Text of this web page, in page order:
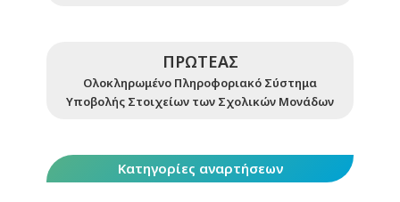
ΠΡΩΤΕΑΣ
Ολοκληρωμένο Πληροφοριακό Σύστημα
Υποβολής Στοιχείων των Σχολικών Μονάδων
Κατηγορίες αναρτήσεων